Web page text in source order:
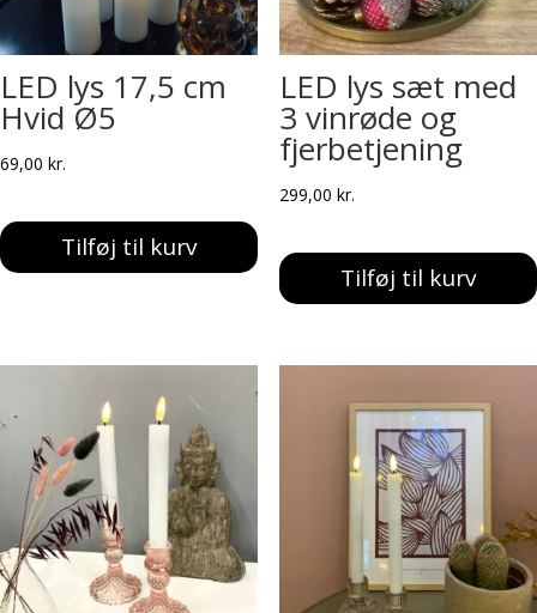
LED lys 17,5 cm
Hvid Ø5
69,00 kr.
Tilføj til kurv
LED lys sæt med
3 vinrøde og
fjerbetjening
299,00 kr.
Tilføj til kurv